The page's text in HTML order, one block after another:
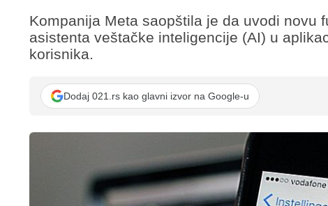
Kompanija Meta saopštila je da uvodi novu
asistenta veštačke inteligencije (AI) u
korisnika.
Dodaj 021.rs kao glavni izvor na Google-u